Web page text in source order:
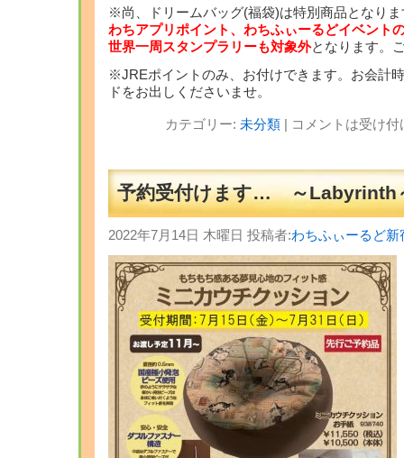
※尚、ドリームバッグ(福袋)は特別商品となりま
わちアプリポイント、わちふぃーるどイベント
世界一周スタンプラリーも対象外となります。
※JREポイントのみ、お付けできます。お会計
ドをお出しくださいませ。
カテゴリー: 未分類| コメントは受け
予約受付けます… ～Labyrinth
2022年7月14日 木曜日 投稿者:わちふぃーるど